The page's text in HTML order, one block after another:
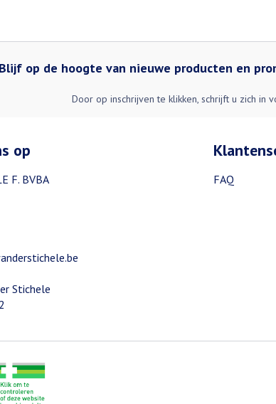
Blijf op de hoogte van nieuwe producten en
Door op inschrijven te klikken, schrijft u zich in
op
F. BVBA
Stichele
FAQ